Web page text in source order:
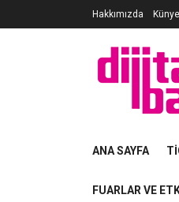
Hakkımızda
ANA SAYFA
FUARLAR VE